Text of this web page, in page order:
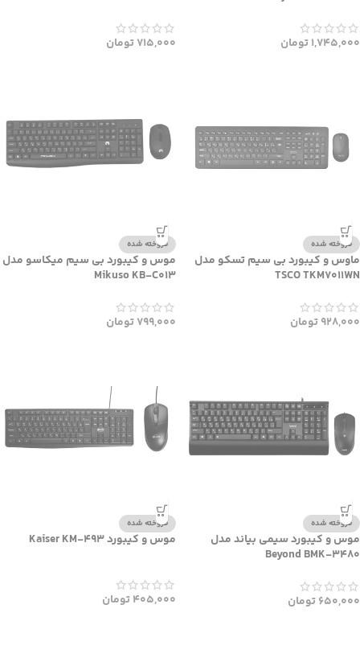
1,745,000تومان 715,000تومان
فروخته شده
ماوس و کیبورد بی سیم تسکو مدل
TSCO TKM7011WN
928,000تومان
فروخته شده
موس و کیبورد بی سیم میکاسو مدل
Mikuso KB-C013
799,000تومان
فروخته شده
موس و کیبورد سیمی بیاند مدل
Beyond BMK-3480
650,000تومان
فروخته شده
موس و کیبورد Kaiser KM-493
405,000تومان